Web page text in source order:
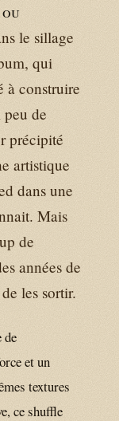
le sillage
qui
à construire
de
précipité
artistique
dans une
Mais
de
années de
les sortir.
de
et un
textures
ce shuffle